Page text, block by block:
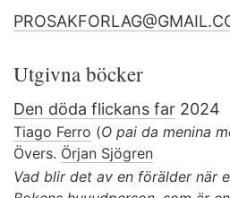
Utgivna böcker
Den döda flickans far 2024
Tiago Ferro (O pai da menina
Övers. Örjan Sjögren
Vad blir det av en förälder när